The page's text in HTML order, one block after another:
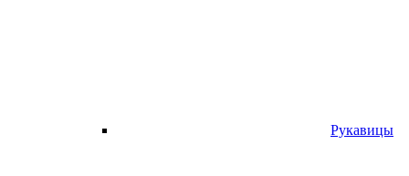
Рукавицы